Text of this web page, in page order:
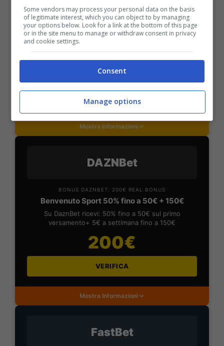
BONUS PLANETWIN365: FINO A 2050€
Planetwin365: 2050€ per sport e scommesse
Iscrivendoti a PlanetWin365 ricevi: 100% fino a 2000€
in Bonus Scommesse + 100% fino a 50€ in Bonus
Sport
2050€
VERIFICA
Mostra Informazioni
DAZNBet
BONUS DAZNBET: 200€ REAL BONUS
Benvenuto Sport 50% fino a 50€ + 150€
Su DaznBet ricevi: 50% fino a 50€ sul primo
versamento+ 5€ a settimana fino a 150€
200€
VERIFICA
Mostra Informazioni
FastBet
Some vendors may process your personal data on the basis
of legitimate interest, which you can object to by managing
your options below. Look for a link at the bottom of this page
or in the site menu to manage or withdraw consent in privacy
and cookie settings.
Consent
Manage options